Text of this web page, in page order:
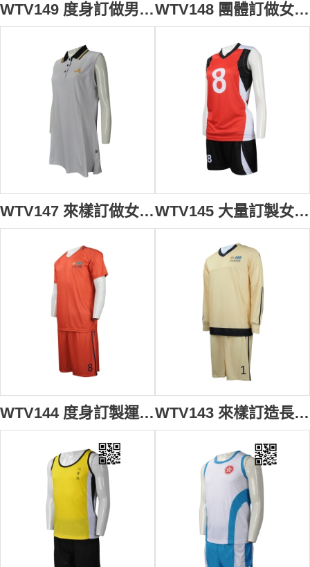
WTV149 度身訂做男裝秋冬運動套裝 自訂衛衣款運動套裝 製作6分褲運動套裝供應商 藍色 WTV148 團體訂做女裝單車隊衫運動套裝 設計6分褲單車隊衫套裝 瑞士 RB 運動套裝供應商 紫色
WTV147 來樣訂做女裝運動裙 大量訂購運動裙裝款式 網球連身裙 直身裙款 網球裙 POLO 長裙 女裝運動裙專營店 白色 撞色領黑色 WTV145 大量訂製女裝運動套裝 設計女裝運動套裝熱升華 彩印 排球隊衫 運動套裝專營店 熱升華衣服 黑色褲子
WTV144 度身訂製運動套裝 網上下單運動套裝 V領 足球波衫 足球隊衫運動套裝供應商 瞬間降溫 添加超微冰感顆粒 7A抗菌 橙色 WTV143 來樣訂造長袖運動套裝 團體訂購運動套裝 足球波衫 足球隊衫 運動套裝製造商 米黃色